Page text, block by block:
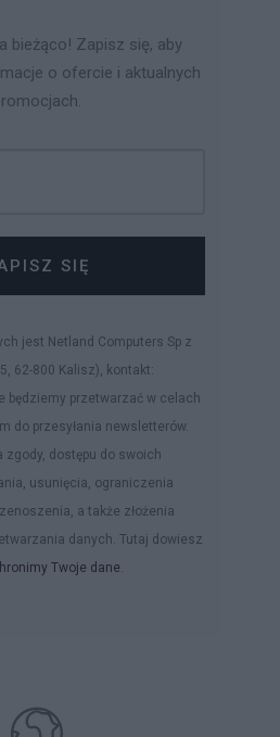
bieżąco! Zapisz się, aby
o ofercie i aktualnych
SIĘ
jest Netland Computers Sp z
62-800 Kalisz), kontakt:
będziemy przetwarzać w celach
do przesyłania newsletterów.
zgody, dostępu do swoich
usunięcia, ograniczenia
a także złożenia
danych. Tutaj dowiesz
Twoje dane.